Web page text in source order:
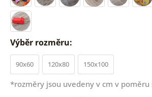
Výběr rozměru:
90x60 120x80 150x100
*rozměry jsou uvedeny v cm v poměru